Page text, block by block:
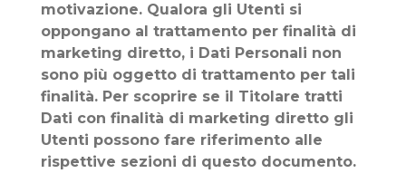
motivazione. Qualora gli Utenti si
oppongano al trattamento per finalità di
marketing diretto, i Dati Personali non
sono più oggetto di trattamento per tali
finalità. Per scoprire se il Titolare tratti
Dati con finalità di marketing diretto gli
Utenti possono fare riferimento alle
rispettive sezioni di questo documento.